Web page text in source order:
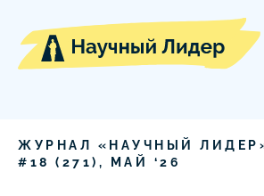
ЖУРНАЛ «НАУЧНЫЙ
# 18 ( 271), МАЙ ‘26